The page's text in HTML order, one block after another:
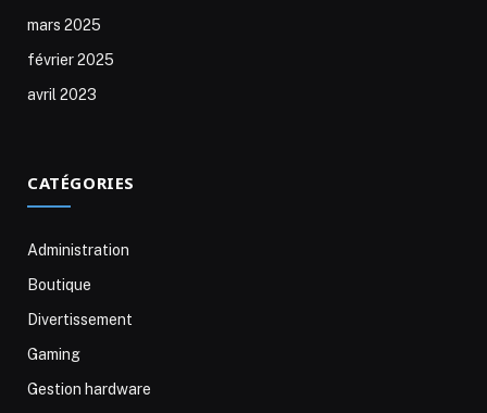
mars 2025
février 2025
avril 2023
CATÉGORIES
Administration
Boutique
Divertissement
Gaming
Gestion hardware